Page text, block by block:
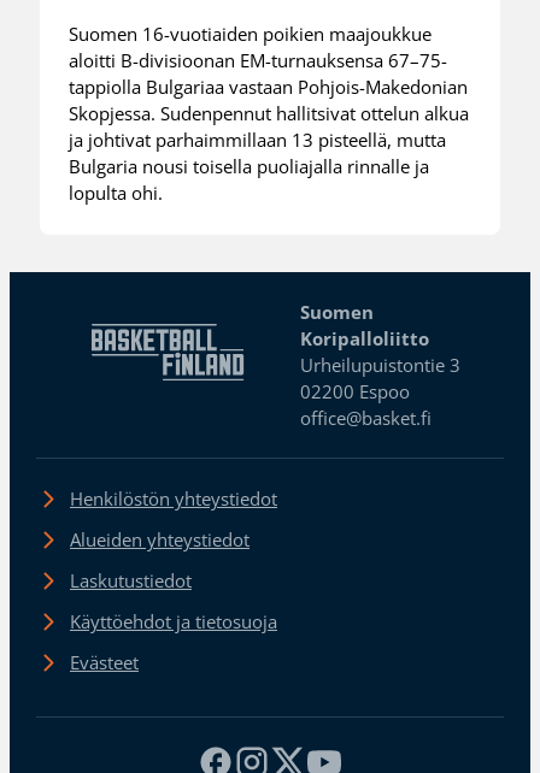
Suomen 16-vuotiaiden poikien maajoukkue
aloitti B-divisioonan EM-turnauksensa 67–75-
tappiolla Bulgariaa vastaan Pohjois-Makedonian
Skopjessa. Sudenpennut hallitsivat ottelun alkua
ja johtivat parhaimmillaan 13 pisteellä, mutta
Bulgaria nousi toisella puoliajalla rinnalle ja
lopulta ohi.
Suomen
Koripalloliitto
Urheilupuistontie 3
02200 Espoo
office@basket.fi
Henkilöstön yhteystiedot
Alueiden yhteystiedot
Laskutustiedot
Käyttöehdot ja tietosuoja
Evästeet